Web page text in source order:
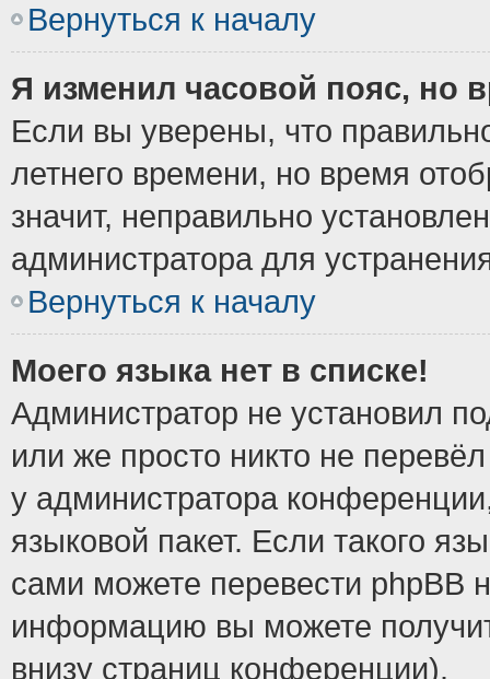
Вернуться к началу
Я изменил часовой пояс, но
Если вы уверены, что
летнего времени, но время
значит, неправильно
администратора для
Вернуться к началу
Моего языка нет в списке!
Администратор не установил
или же просто никто не
у администратора
языковой пакет. Если такого
сами можете перевести phpBB
информацию вы можете
внизу страниц конференции).